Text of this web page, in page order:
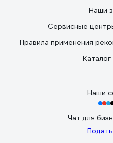
Наши
Сервисные
Правила применения
Наши
Чат для